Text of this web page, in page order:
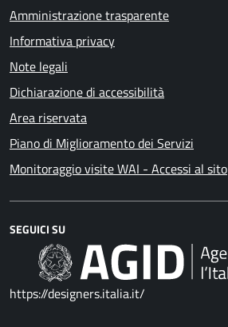
Amministrazione trasparente
Informativa privacy
Note legali
Dichiarazione di accessibilità
Area riservata
Piano di Miglioramento dei Servizi
Monitoraggio visite WAI - Accessi al sito
SEGUICI SU
https://designers.italia.it/